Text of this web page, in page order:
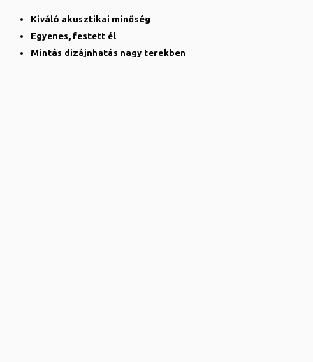
Kiváló akusztikai minőség
Egyenes, festett él
Mintás dizájnhatás nagy terekben